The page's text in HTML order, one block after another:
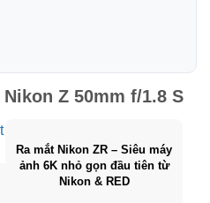
Nikon Z 50mm f/1.8 S
Ra mắt Nikon ZR – Siêu máy
ảnh 6K nhỏ gọn đầu tiên từ
Nikon & RED